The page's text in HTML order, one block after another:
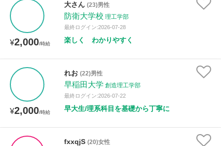
¥2,000/時給
大さん (23)男性
防衛大学校 理工学部
最終ログイン:2026-07-28
楽しく わかりやすく
¥2,000/時給
れお (22)男性
早稲田大学 創造理工学部
最終ログイン:2026-07-22
早大生/理系科目を基礎から丁寧に
fxxqjS (20)女性